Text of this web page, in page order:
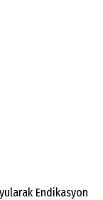
Endikasyon